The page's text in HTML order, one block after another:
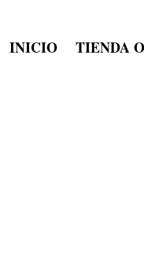
INICIO TIENDA